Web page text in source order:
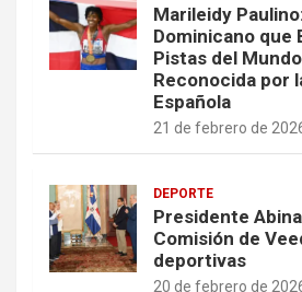
Marileidy
Dominicano que
Pistas del
Reconocida por
Española
21 de febrero de
DEPORTE
Presidente
Comisión de
deportivas
20 de febrero de